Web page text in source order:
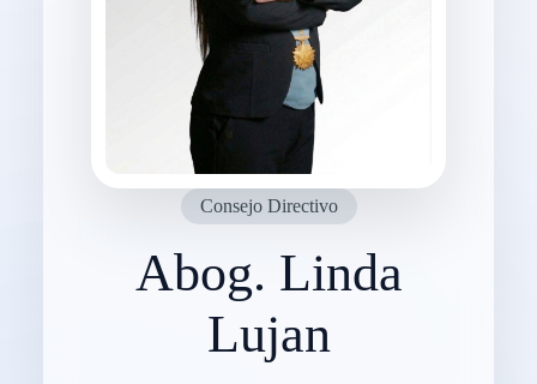
Consejo Directivo
Abog. Linda
Lujan